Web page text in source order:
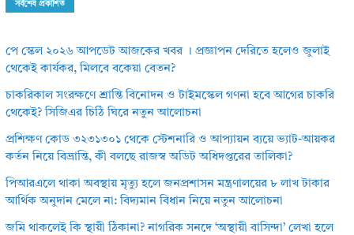
সর্বশেষ প্রকাশিত
পে স্কেল ২০২৬ আপডেট আজকের খবর । প্রজ্ঞাপন দেরিতে হলেও জুলাই
থেকেই কার্যকর, মিলবে বকেয়া বেতন?
চাকরিকাল সংরক্ষণে শ্রান্তি বিনোদন ও টাইমস্কেল গণনা হবে আগের চাকরি
থেকেই? সিজিএর চিঠি ঘিরে নতুন আলোচনা
প্রশিক্ষণ কোড ৩২৩১৩০১ থেকে স্টেশনারি ও আপ্যায়ন ব্যয়ে ভ্যাট-আয়কর
কর্তন নিয়ে বিভ্রান্তি, কী বলছে রাজস্ব অডিট অধিদপ্তরের তালিকা?
পিআরএলে থাকা অবস্থায় মৃত্যু হলে জনপ্রশাসন মন্ত্রণালয়ের ৮ লাখ টাকার
আর্থিক অনুদান মেলে না: বিদ্যমান বিধান নিয়ে নতুন আলোচনা
জমি থাকলেই কি স্থায়ী ঠিকানা? নাগরিক সনদে ‘অস্থায়ী বাসিন্দা’ লেখা হলে